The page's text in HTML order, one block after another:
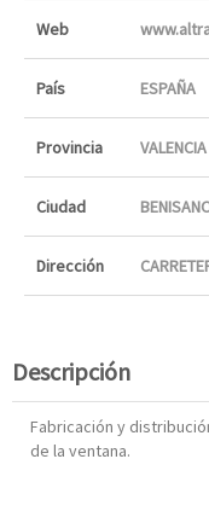
Web
País ESPAÑA
Provincia VALENCIA
Ciudad
Dirección
Descripción
Fabricación y
de la ventana.